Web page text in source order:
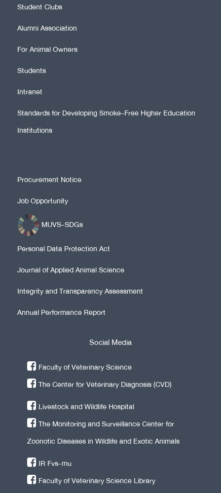
Student Clubs
Alumni Association
For Animal Owners
Students
Intranet
Standards for Developing Smoke-Free Higher Education
Institutions
Procurement Notice
Job Opportunity
MUVS-SDGs
Personal Data Protection Act
Journal of Applied Animal Science
Integrity and Transparency Assessment
Annual Performance Report
Social Media
Faculty of Veterinary Science
The Center for Veterinary Diagnosis (CVD)
Livestock and Wildlife Hospital
The Monitoring and Surveillance Center for
Zoonotic Diseases in Wildlife and Exotic Animals
IR Fvs-mu
Faculty of Veterinary Science Library